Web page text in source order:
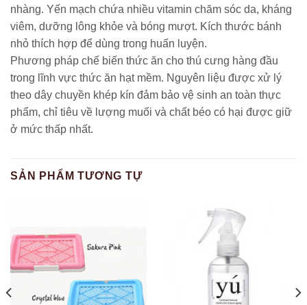
nhàng. Yến mạch chứa nhiều vitamin chăm sóc da, kháng
viêm, dưỡng lông khỏe và bóng mượt. Kích thước bánh
nhỏ thích hợp để dùng trong huấn luyện.
Phương pháp chế biến thức ăn cho thú cưng hàng đầu
trong lĩnh vực thức ăn hạt mềm. Nguyên liệu được xử lý
theo dây chuyền khép kín đảm bảo vệ sinh an toàn thực
phẩm, chỉ tiêu về lượng muối và chất béo có hại được giữ
ở mức thấp nhất.
SẢN PHẨM TƯƠNG TỰ